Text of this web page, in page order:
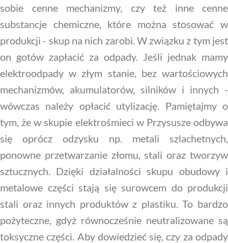
sobie cenne mechanizmy, czy też inne cenne
substancje chemiczne, które można stosować w
produkcji - skup na nich zarobi. W związku z tym jest
on gotów zapłacić za odpady. Jeśli jednak mamy
elektroodpady w złym stanie, bez wartościowych
mechanizmów, akumulatorów, silników i innych -
wówczas należy opłacić utylizację. Pamiętajmy o
tym, że w skupie elektrośmieci w Przysusze odbywa
się oprócz odzysku np. metali szlachetnych,
ponowne przetwarzanie złomu, stali oraz tworzyw
sztucznych. Dzięki działalności skupu obudowy i
metalowe części stają się surowcem do produkcji
stali oraz innych produktów z plastiku. To bardzo
pożyteczne, gdyż równocześnie neutralizowane są
toksyczne części. Aby dowiedzieć się, czy za odpady